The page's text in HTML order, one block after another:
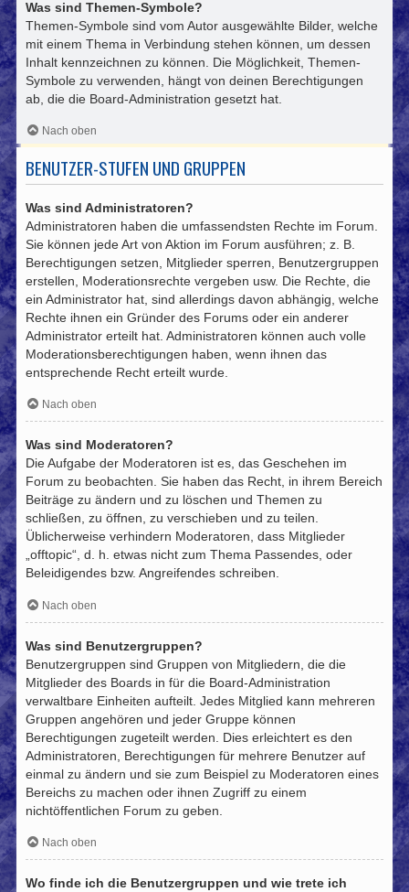
Was sind Themen-Symbole?
Themen-Symbole sind vom Autor ausgewählte Bilder, welche
mit einem Thema in Verbindung stehen können, um dessen
Inhalt kennzeichnen zu können. Die Möglichkeit, Themen-
Symbole zu verwenden, hängt von deinen Berechtigungen
ab, die die Board-Administration gesetzt hat.
Nach oben
BENUTZER-STUFEN UND GRUPPEN
Was sind Administratoren?
Administratoren haben die umfassendsten Rechte im Forum.
Sie können jede Art von Aktion im Forum ausführen; z. B.
Berechtigungen setzen, Mitglieder sperren, Benutzergruppen
erstellen, Moderationsrechte vergeben usw. Die Rechte, die
ein Administrator hat, sind allerdings davon abhängig, welche
Rechte ihnen ein Gründer des Forums oder ein anderer
Administrator erteilt hat. Administratoren können auch volle
Moderationsberechtigungen haben, wenn ihnen das
entsprechende Recht erteilt wurde.
Nach oben
Was sind Moderatoren?
Die Aufgabe der Moderatoren ist es, das Geschehen im
Forum zu beobachten. Sie haben das Recht, in ihrem Bereich
Beiträge zu ändern und zu löschen und Themen zu
schließen, zu öffnen, zu verschieben und zu teilen.
Üblicherweise verhindern Moderatoren, dass Mitglieder
„offtopic“, d. h. etwas nicht zum Thema Passendes, oder
Beleidigendes bzw. Angreifendes schreiben.
Nach oben
Was sind Benutzergruppen?
Benutzergruppen sind Gruppen von Mitgliedern, die die
Mitglieder des Boards in für die Board-Administration
verwaltbare Einheiten aufteilt. Jedes Mitglied kann mehreren
Gruppen angehören und jeder Gruppe können
Berechtigungen zugeteilt werden. Dies erleichtert es den
Administratoren, Berechtigungen für mehrere Benutzer auf
einmal zu ändern und sie zum Beispiel zu Moderatoren eines
Bereichs zu machen oder ihnen Zugriff zu einem
nichtöffentlichen Forum zu geben.
Nach oben
Wo finde ich die Benutzergruppen und wie trete ich